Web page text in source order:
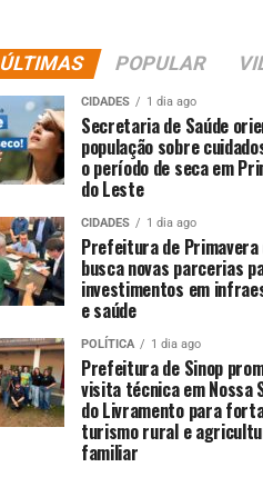
ÚLTIMAS POPULAR
CIDADES 1 dia ago
Secretaria de Saúde
população sobre
o período de seca em
do Leste
CIDADES 1 dia ago
Prefeitura de Primavera
busca novas parcerias
investimentos em
e saúde
POLÍTICA 1 dia ago
Prefeitura de Sinop
visita técnica em Nossa
do Livramento para
turismo rural e
familiar